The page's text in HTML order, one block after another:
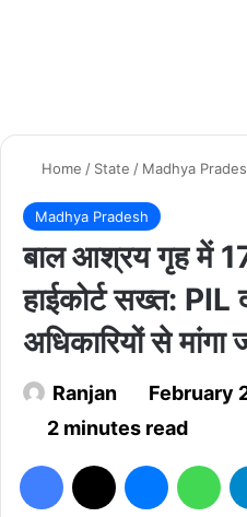
Home / State / Madhya
Madhya Pradesh
बाल आश्रय गृह में
हाईकोर्ट सख्त:
अधिकारियों से मांगा
Ranjan February
2 minutes read